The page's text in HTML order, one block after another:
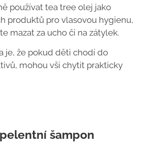
používat tea tree olej jako
produktů pro vlasovou hygienu,
mazat za ucho či na zátylek.
je, že pokud děti chodí do
mohou vši chytit prakticky
šampon